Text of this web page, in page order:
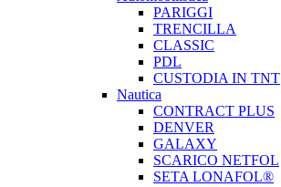
PARIGGI
TRENCILLA
CLASSIC
PDL
CUSTODIA IN TNT
Nautica
CONTRACT PLUS
DENVER
GALAXY
SCARICO NETFOL
SETA LONAFOL®